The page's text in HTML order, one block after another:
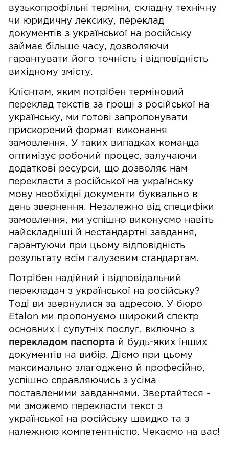
вузькопрофільні терміни, складну технічну
чи юридичну лексику, переклад
документів з української на російську
займає більше часу, дозволяючи
гарантувати його точність і відповідність
вихідному змісту.
Клієнтам, яким потрібен терміновий
переклад текстів за гроші з російської на
українську, ми готові запропонувати
прискорений формат виконання
замовлення. У таких випадках команда
оптимізує робочий процес, залучаючи
додаткові ресурси, що дозволяє нам
перекласти з російської на українську
мову необхідні документи буквально в
день звернення. Незалежно від специфіки
замовлення, ми успішно виконуємо навіть
найскладніші й нестандартні завдання,
гарантуючи при цьому відповідність
результату всім галузевим стандартам.
Потрібен надійний і відповідальний
перекладач з української на російську?
Тоді ви звернулися за адресою. У бюро
Etalon ми пропонуємо широкий спектр
основних і супутніх послуг, включно з
перекладом паспорта й будь-яких інших
документів на вибір. Діємо при цьому
максимально злагоджено й професійно,
успішно справляючись з усіма
поставленими завданнями. Звертайтеся -
ми зможемо перекласти текст з
української на російську швидко та з
належною компетентністю. Чекаємо на вас!